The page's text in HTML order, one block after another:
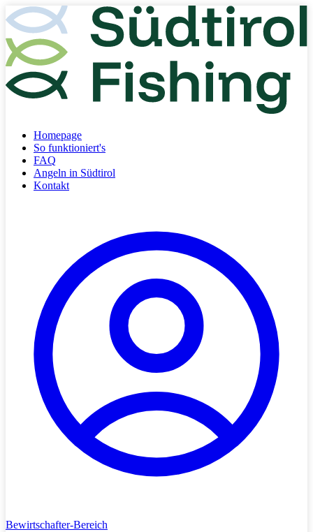
Homepage
So funktioniert's
FAQ
Angeln in Südtirol
Kontakt
Bewirtschafter-Bereich